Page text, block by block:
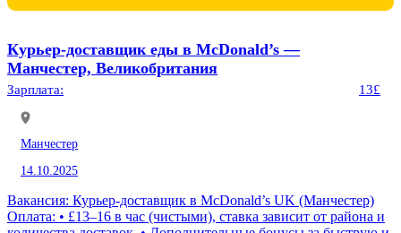
Курьер-доставщик еды в McDonald’s —
Манчестер, Великобритания
Зарплата: 13£
Манчестер
14.10.2025
Вакансия: Курьер-доставщик в McDonald’s UK (Манчестер)
Оплата: • £13–16 в час (чистыми), ставка зависит от района и